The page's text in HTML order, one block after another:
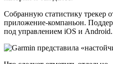
Собранную статистику трекер
приложение-компаньон.
под управлением iOS и Android.